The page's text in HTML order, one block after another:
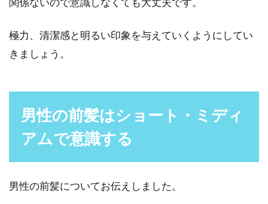
極力、清潔感と明るい印象を与えていくようにしてい
きましょう。
男性の前髪はショート・ミディ
アムで意識する
男性の前髪についてお伝えしました。